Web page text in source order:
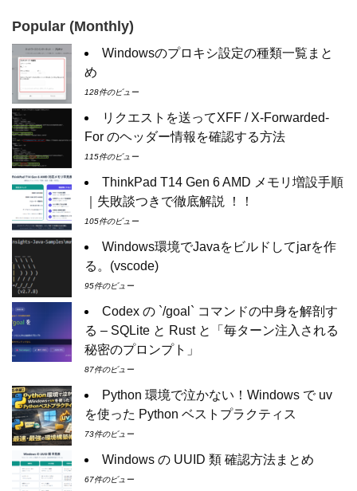
a
gr
a
m
tt
er
Popular (Monthly)
Windowsのプロキシ設定の種類一覧まと
め
128件のビュー
リクエストを送ってXFF / X-Forwarded-
For のヘッダー情報を確認する方法
115件のビュー
ThinkPad T14 Gen 6 AMD メモリ増設手順
｜失敗談つきで徹底解説 ！！
105件のビュー
Windows環境でJavaをビルドしてjarを作
る。(vscode)
95件のビュー
Codex の `/goal` コマンドの中身を解剖す
る – SQLite と Rust と「毎ターン注入される
秘密のプロンプト」
87件のビュー
Python 環境で泣かない！Windows で uv
を使った Python ベストプラクティス
73件のビュー
Windows の UUID 類 確認方法まとめ
67件のビュー